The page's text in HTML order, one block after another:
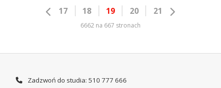
17 18 19 20 21
6662 na 667 stronach
Zadzwoń do studia: 510 777 666